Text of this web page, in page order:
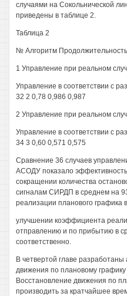
случаями на Сокольнической
приведены в таблице 2.
Таблица 2
№ Алгоритм
1 Управление при реальном
Управление в соответствии с
32 2 0,78 0,986 0,987
2 Управление при реальном
Управление в соответствии с
34 3 0,60 0,571 0,575
Сравнение 36 случаев
АСОДУ показало
сокращении количества
сигналам СИРДП в среднем на
реализации планового графика
улучшении коэффициента
отправлению и по прибытию в
соответственно.
В четвертой главе
движения по плановому
Восстановление движения по
производить за кратчайшее